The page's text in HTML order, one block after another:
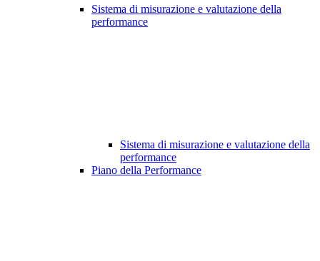
Sistema di misurazione e valutazione della
performance
Sistema di misurazione e valutazione della
performance
Piano della Performance